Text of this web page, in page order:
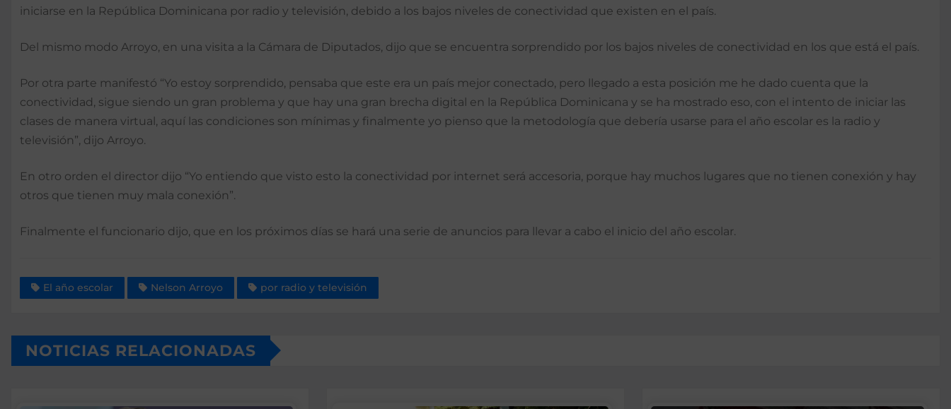
iniciarse en la República Dominicana por radio y televisión, debido a los bajos niveles de conectividad que existen en el país.
Del mismo modo Arroyo, en una visita a la Cámara de Diputados, dijo que se encuentra sorprendido por los bajos niveles de conectividad en los que está el país.
Por otra parte manifestó “Yo estoy sorprendido, pensaba que este era un país mejor conectado, pero llegado a esta posición me he dado cuenta que la
conectividad, sigue siendo un gran problema y que hay una gran brecha digital en la República Dominicana y se ha mostrado eso, con el intento de iniciar las
clases de manera virtual, aquí las condiciones son mínimas y finalmente yo pienso que la metodología que debería usarse para el año escolar es la radio y
televisión”, dijo Arroyo.
En otro orden el director dijo “Yo entiendo que visto esto la conectividad por internet será accesoria, porque hay muchos lugares que no tienen conexión y hay
otros que tienen muy mala conexión”.
Finalmente el funcionario dijo, que en los próximos días se hará una serie de anuncios para llevar a cabo el inicio del año escolar.
El año escolar Nelson Arroyo por radio y televisión
NOTICIAS RELACIONADAS